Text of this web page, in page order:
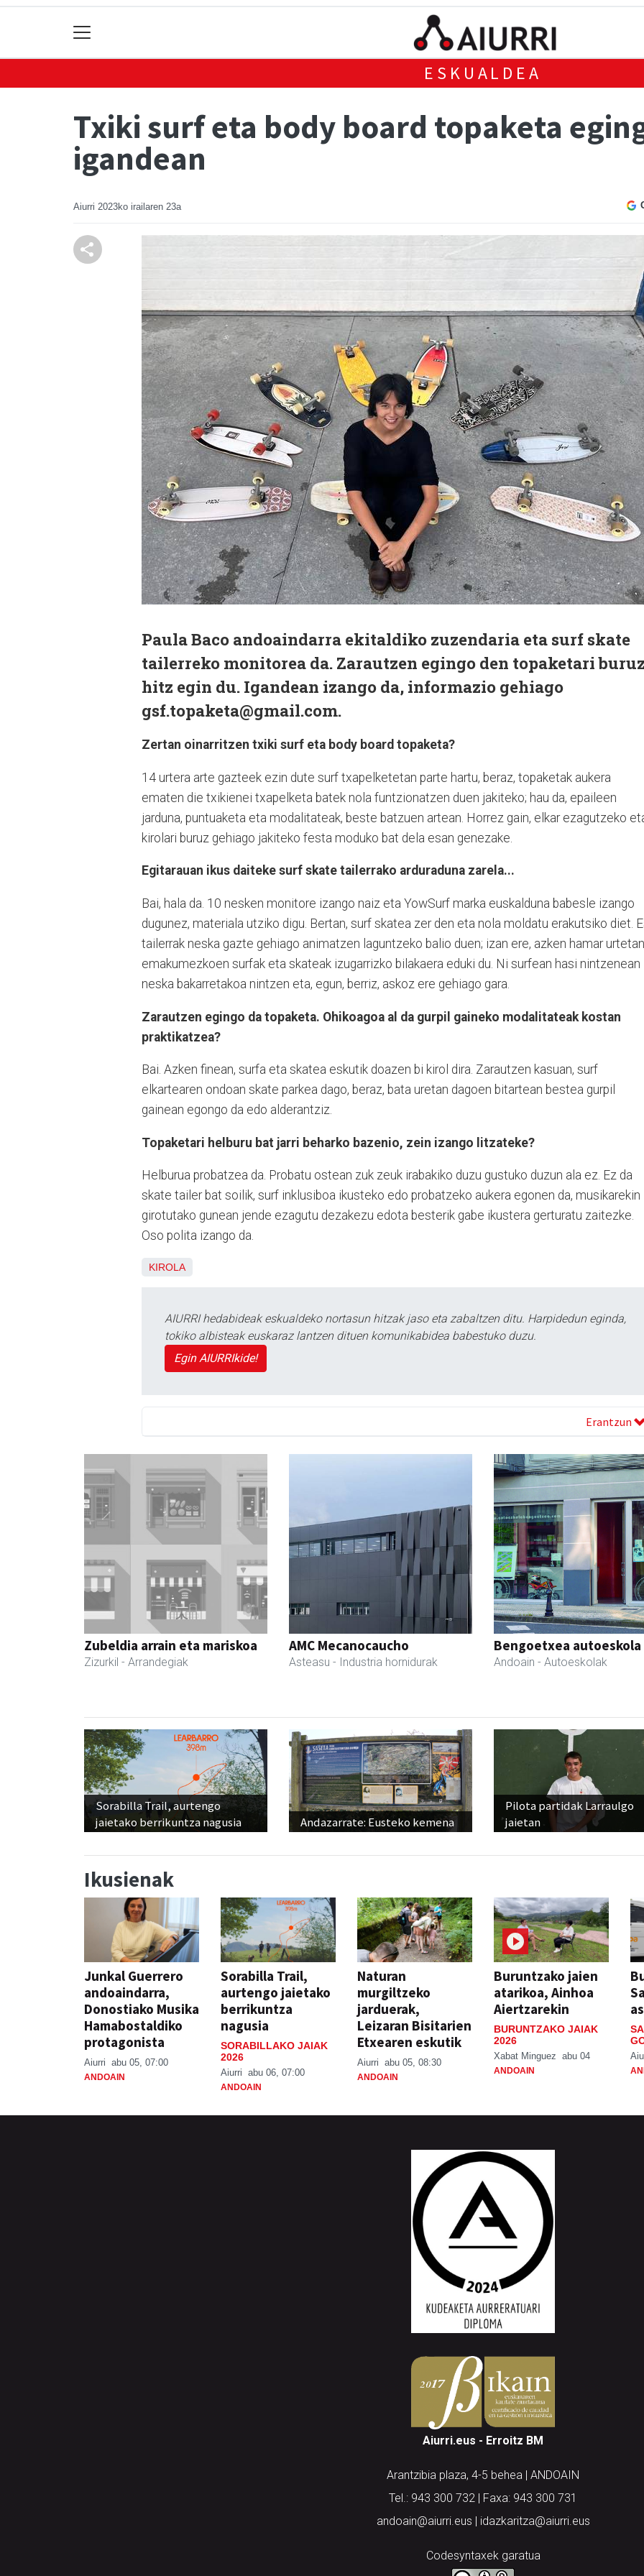
ESKUALDEA
Txiki surf eta body board topaketa
igandean
Aiurri 2023ko irailaren 23a
Paula Baco andoaindarra ekitaldiko zuzendaria eta surf skate
tailerreko monitorea da. Zarautzen egingo den topaketari buruz
hitz egin du. Igandean izango da, informazio gehiago
gsf.topaketa@gmail.com.
Zertan oinarritzen txiki surf eta body board topaketa?
14 urtera arte gazteek ezin dute surf txapelketetan parte hartu, beraz, topaketak aukera
ematen die txikienei txapelketa batek nola funtzionatzen duen jakiteko; hau da, epaileen
jarduna, puntuaketa eta modalitateak, beste batzuen artean. Horrez gain, elkar ezagutzeko
kirolari buruz gehiago jakiteko festa moduko bat dela esan genezake.
Egitarauan ikus daiteke surf skate tailerrako arduraduna zarela...
Bai, hala da. 10 nesken monitore izango naiz eta YowSurf marka euskalduna babesle izango
dugunez, materiala utziko digu. Bertan, surf skatea zer den eta nola moldatu erakutsiko diet.
tailerrak neska gazte gehiago animatzen laguntzeko balio duen; izan ere, azken hamar urtetan
emakumezkoen surfak eta skateak izugarrizko bilakaera eduki du. Ni surfean hasi nintzenean
neska bakarretakoa nintzen eta, egun, berriz, askoz ere gehiago gara.
Zarautzen egingo da topaketa. Ohikoagoa al da gurpil gaineko modalitateak kostan
praktikatzea?
Bai. Azken finean, surfa eta skatea eskutik doazen bi kirol dira. Zarautzen kasuan, surf
elkartearen ondoan skate parkea dago, beraz, bata uretan dagoen bitartean bestea gurpil
gainean egongo da edo alderantziz.
Topaketari helburu bat jarri beharko bazenio, zein izango litzateke?
Helburua probatzea da. Probatu ostean zuk zeuk irabakiko duzu gustuko duzun ala ez. Ez da
skate tailer bat soilik, surf inklusiboa ikusteko edo probatzeko aukera egonen da, musikarekin
girotutako gunean jende ezagutu dezakezu edota besterik gabe ikustera gerturatu zaitezke.
Oso polita izango da.
KIROLA
AIURRI hedabideak eskualdeko nortasun hitzak jaso eta zabaltzen ditu. Harpidedun eginda,
tokiko albisteak euskaraz lantzen dituen komunikabidea babestuko duzu.
Egin AIURRIkide!
Erantzun
Zubeldia arrain eta mariskoa
Zizurkil - Arrandegiak
AMC Mecanocaucho
Asteasu - Industria hornidurak
Bengoetxea autoeskola
Andoain - Autoeskolak
Sorabilla Trail, aurtengo
jaietako berrikuntza nagusia
Andazarrate: Eusteko kemena
Pilota partidak Larraulgo
jaietan
Ikusienak
Junkal Guerrero
andoaindarra,
Donostiako Musika
Hamabostaldiko
protagonista
Aiurri abu 05, 07:00
ANDOAIN
Sorabilla Trail,
aurtengo jaietako
berrikuntza
nagusia
SORABILLAKO JAIAK
2026
Aiurri abu 06, 07:00
ANDOAIN
Naturan
murgiltzeko
jarduerak,
Leizaran Bisitarien
Etxearen eskutik
Aiurri abu 05, 08:30
ANDOAIN
Buruntzako jaien
atarikoa, Ainhoa
Aiertzarekin
BURUNTZAKO JAIAK
2026
Xabat Minguez abu 04
ANDOAIN
Aiurri.eus - Erroitz BM
Arantzibia plaza, 4-5 behea | ANDOAIN
Tel.: 943 300 732 | Faxa: 943 300 731
andoain@aiurri.eus | idazkaritza@aiurri.eus
Codesyntaxek garatua